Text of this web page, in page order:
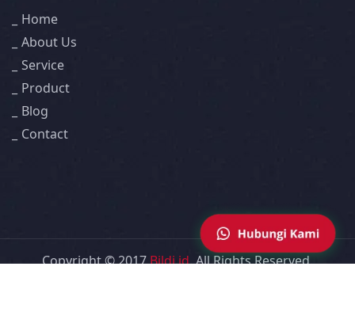
Home
About Us
Service
Product
Blog
Contact
Copyright © 2017Bildi.id. All Rights Reserved.